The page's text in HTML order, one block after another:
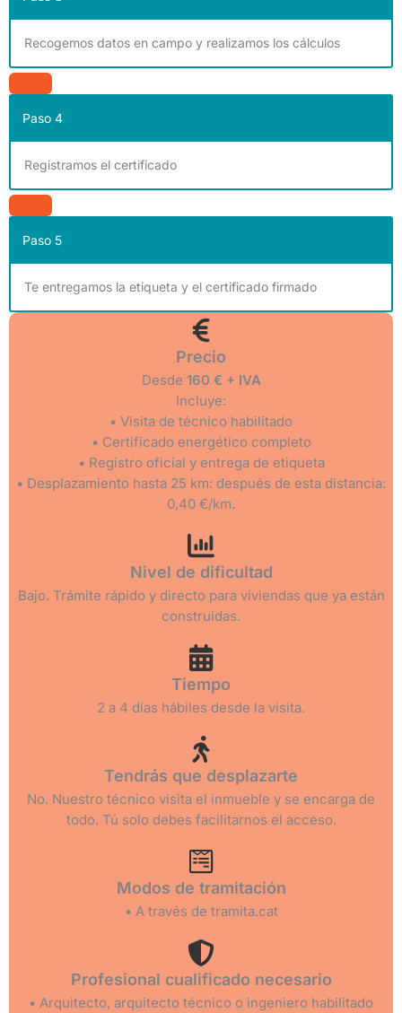
Recogemos datos en campo y realizamos los cálculos
Paso 4
Registramos el certificado
Paso 5
Te entregamos la etiqueta y el certificado firmado
Precio
Desde 160 € + IVA
Incluye:
• Visita de técnico habilitado
• Certificado energético completo
• Registro oficial y entrega de etiqueta
• Desplazamiento hasta 25 km: después de esta distancia:
0,40 €/km.
Nivel de dificultad
Bajo. Trámite rápido y directo para viviendas que ya están
construidas.
Tiempo
2 a 4 días hábiles desde la visita.
Tendrás que desplazarte
No. Nuestro técnico visita el inmueble y se encarga de
todo. Tú solo debes facilitarnos el acceso.
Modos de tramitación
• A través de tramita.cat
Profesional cualificado necesario
• Arquitecto, arquitecto técnico o ingeniero habilitado